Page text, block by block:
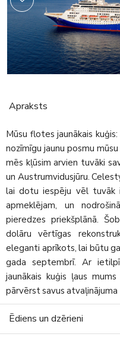
Apraksts
Mūsu flotes jaunākais
nozīmīgu jaunu posmu
mēs kļūsim arvien tuvāki
un Austrumvidusjūru.
lai dotu iespēju vēl tuvāk
apmeklējam, un
pieredzes priekšplānā.
dolāru vērtīgas
eleganti aprīkots, lai būtu
gada septembrī. Ar
jaunākais kuģis ļaus
pārvērst savus
Ēdiens un dzērieni